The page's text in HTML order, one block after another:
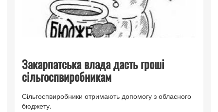
Закарпатська влада дасть гроші
сільгоспвиробникам
Сільгоспвиробники отримають допомогу з обласного
бюджету.